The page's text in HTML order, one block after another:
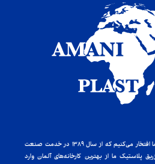
به وبسایت امانی پلاست خوش آمدید. ما افتخار می‌کنیم که از سال ۱۳۸۹ در خدمت صنعت
پلاستیک ما از بهترین کارخانه‌های آلمان وارد